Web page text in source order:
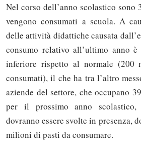
Nel corso dell’anno scolastico
vengono consumati a scuola. A
delle attività didattiche causata
consumo relativo all’ultimo anno
inferiore rispetto al normale (200
consumati), il che ha tra l’altro
aziende del settore, che occupano
per il prossimo anno
dovranno essere svolte in presenza,
milioni di pasti da consumare.